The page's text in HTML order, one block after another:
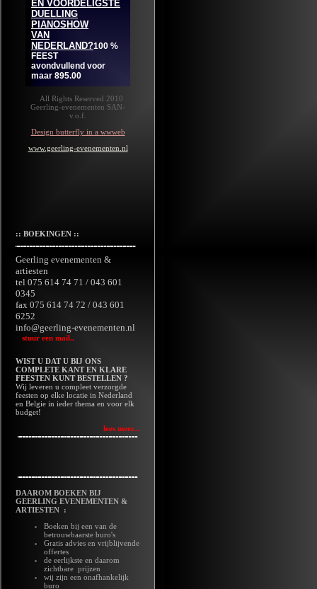
All Rights Reserved 2010
Geerling-evenementen SAN-
v.o.f.
Design butterfly in a wwweb
www.geerling-evenementen.nl
:: BOEKINGEN ::
Geerling evenementen &
artiesten
tel 075 614 74 71 / 043 601
0345
fax 075 614 74 72 / 043 601
6252
info@geerling-evenementen.nl
stuur een mail..
WIST U DAT U BIJ ONS
COMPLETE KANT EN KLARE
FEESTEN KUNT BESTELLEN ?
Wij leveren u compleet verzorgde
feesten op elke locatie in Nederland
en Belgie in ieder thema en voor elk
budget!
lees meer...
DAAROM BOEKEN BIJ
GEERLING EVENEMENTEN &
ARTIESTEN :
Boeken bij een van de
betrouwbaarste buro's
Gratis advies en vrijblijvende
offertes
de eerlijkste en daarom
zichtbare prijzen
wij zijn een onafhankelijk
buro